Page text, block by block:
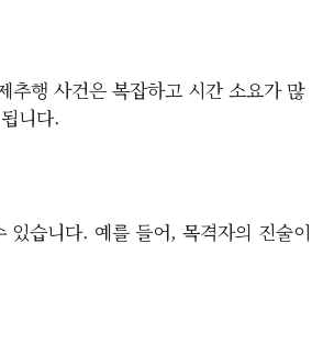
추행 사건은 복잡하고 시간 소요가 많
니다.
있습니다. 예를 들어, 목격자의 진술이